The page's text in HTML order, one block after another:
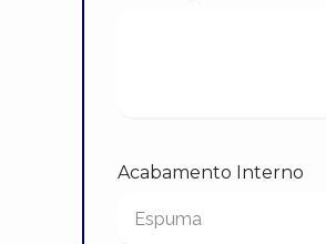
Acabamento Interno